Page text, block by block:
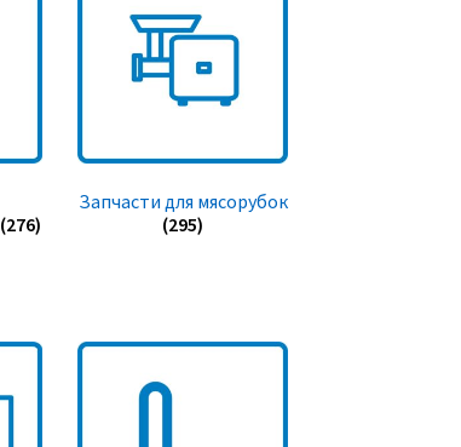
(276)
Запчасти для мясорубок
(295)